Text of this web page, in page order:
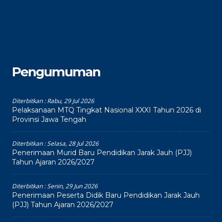
Pengumuman
Diterbitkan :Rabu, 29 Jul 2026
Pelaksanaan MTQ Tingkat Nasional XXXI Tahun 2026 di
Provinsi Jawa Tengah
Diterbitkan :Selasa, 28 Jul 2026
Penerimaan Murid Baru Pendidikan Jarak Jauh (PJJ)
Tahun Ajaran 2026/2027
Diterbitkan :Senin, 29 Jun 2026
Penerimaan Peserta Didik Baru Pendidikan Jarak Jauh
(PJJ) Tahun Ajaran 2026/2027